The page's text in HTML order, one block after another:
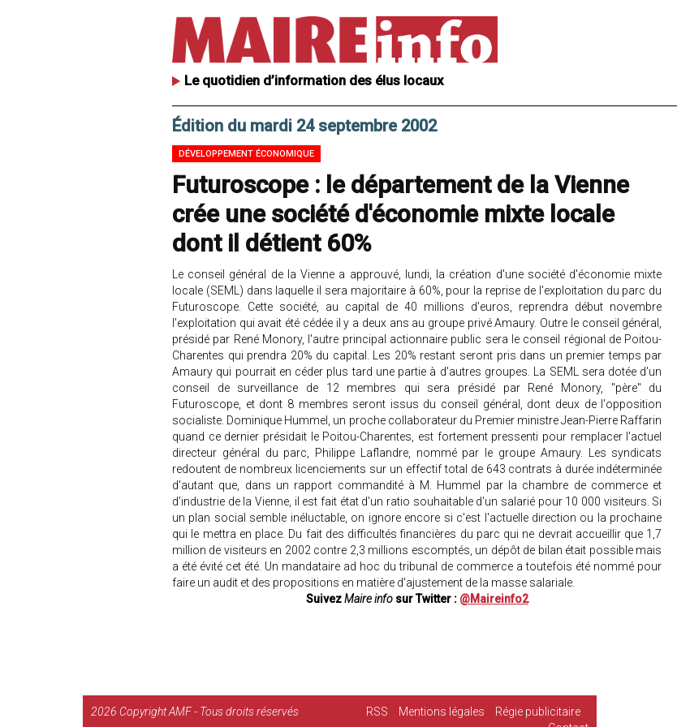
Le quotidien d’information des élus locaux
Édition du mardi 24 septembre 2002
DÉVELOPPEMENT ÉCONOMIQUE
Futuroscope : le département de la Vienne
crée une société d'économie mixte locale
dont il détient 60%
Le conseil général de la Vienne a approuvé, lundi, la création d'une société d'économie mixte
locale (SEML) dans laquelle il sera majoritaire à 60%, pour la reprise de l'exploitation du parc du
Futuroscope. Cette société, au capital de 40 millions d'euros, reprendra début novembre
l'exploitation qui avait été cédée il y a deux ans au groupe privé Amaury. Outre le conseil général,
présidé par René Monory, l'autre principal actionnaire public sera le conseil régional de Poitou-
Charentes qui prendra 20% du capital. Les 20% restant seront pris dans un premier temps par
Amaury qui pourrait en céder plus tard une partie à d'autres groupes. La SEML sera dotée d'un
conseil de surveillance de 12 membres qui sera présidé par René Monory, "père" du
Futuroscope, et dont 8 membres seront issus du conseil général, dont deux de l'opposition
socialiste. Dominique Hummel, un proche collaborateur du Premier ministre Jean-Pierre Raffarin
quand ce dernier présidait le Poitou-Charentes, est fortement pressenti pour remplacer l'actuel
directeur général du parc, Philippe Laflandre, nommé par le groupe Amaury. Les syndicats
redoutent de nombreux licenciements sur un effectif total de 643 contrats à durée indéterminée
d'autant que, dans un rapport commandité à M. Hummel par la chambre de commerce et
d'industrie de la Vienne, il est fait état d'un ratio souhaitable d'un salarié pour 10 000 visiteurs. Si
un plan social semble inéluctable, on ignore encore si c'est l'actuelle direction ou la prochaine
qui le mettra en place. Du fait des difficultés financières du parc qui ne devrait accueillir que 1,7
million de visiteurs en 2002 contre 2,3 millions escomptés, un dépôt de bilan était possible mais
a été évité cet été. Un mandataire ad hoc du tribunal de commerce a toutefois été nommé pour
faire un audit et des propositions en matière d'ajustement de la masse salariale.
SuivezMaire infosur Twitter : @Maireinfo2
2026 Copyright AMF - Tous droits réservés RSS Mentions légales
Régie publicitaire